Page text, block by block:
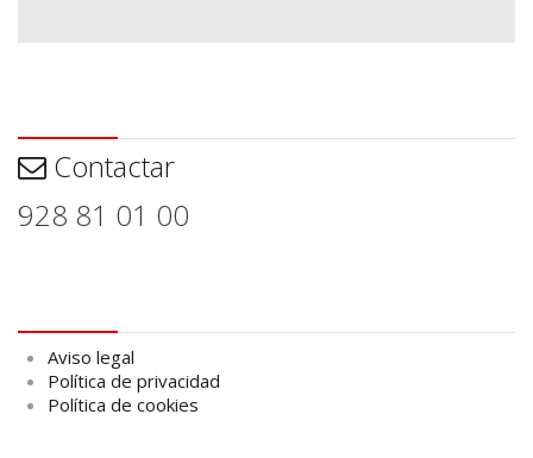
Contactar
928 81 01 00
Aviso legal
Política de privacidad
Política de cookies